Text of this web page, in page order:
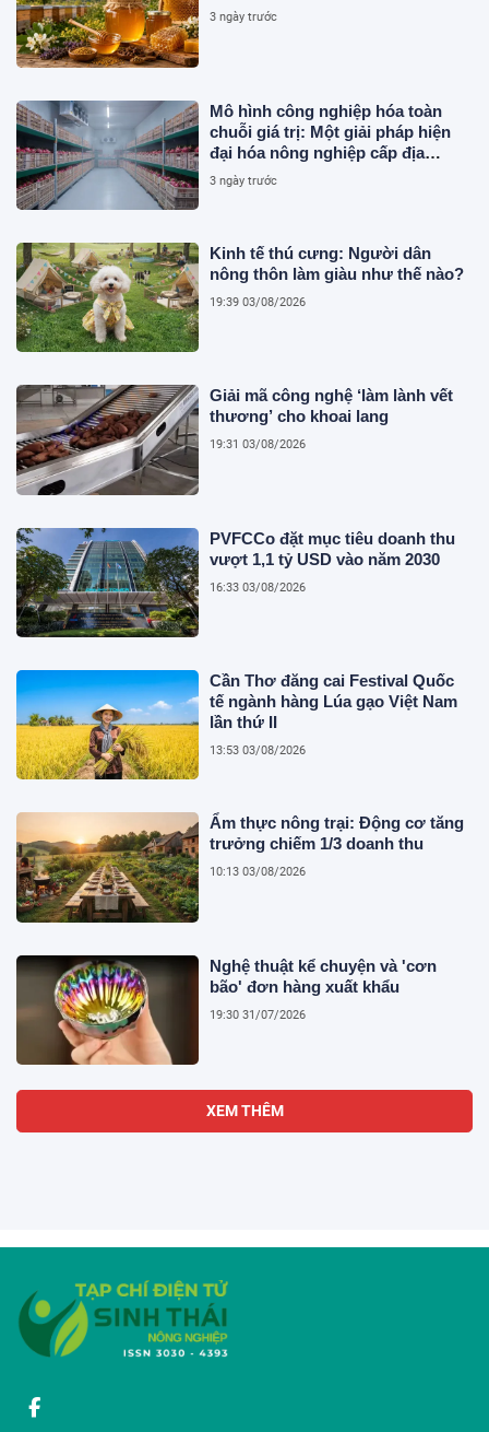
3 ngày trước
Mô hình công nghiệp hóa toàn
chuỗi giá trị: Một giải pháp hiện
đại hóa nông nghiệp cấp địa
phương tại Việt Nam
3 ngày trước
Kinh tế thú cưng: Người dân
nông thôn làm giàu như thế nào?
19:39 03/08/2026
Giải mã công nghệ ‘làm lành vết
thương’ cho khoai lang
19:31 03/08/2026
PVFCCo đặt mục tiêu doanh thu
vượt 1,1 tỷ USD vào năm 2030
16:33 03/08/2026
Cần Thơ đăng cai Festival Quốc
tế ngành hàng Lúa gạo Việt Nam
lần thứ II
13:53 03/08/2026
Ẩm thực nông trại: Động cơ tăng
trưởng chiếm 1/3 doanh thu
10:13 03/08/2026
Nghệ thuật kể chuyện và 'cơn
bão' đơn hàng xuất khẩu
19:30 31/07/2026
XEM THÊM